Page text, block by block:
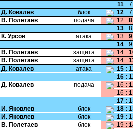
11 : 7
Д. Ковалев блок 12 : 7
В. Полетаев подача 12 : 8
13 : 8
К. Урсов атака 13 : 9
14 : 9
В. Полетаев защита 14 :
В. Полетаев защита 14 :
Д. Ковалев атака 15 :
16 :
Д. Ковалев подача 16 :
16 :
17 :
И. Яковлев блок 18 :
И. Яковлев блок 19 :
В. Полетаев блок 19 :